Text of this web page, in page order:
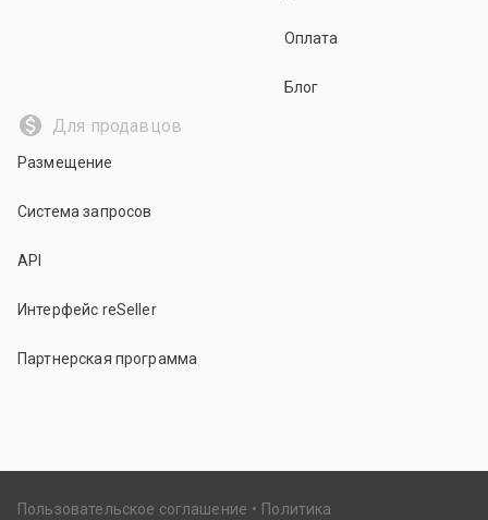
Оплата
Блог
Для продавцов
Размещение
Система запросов
API
Интерфейс reSeller
Партнерская программа
Пользовательское соглашение Политика